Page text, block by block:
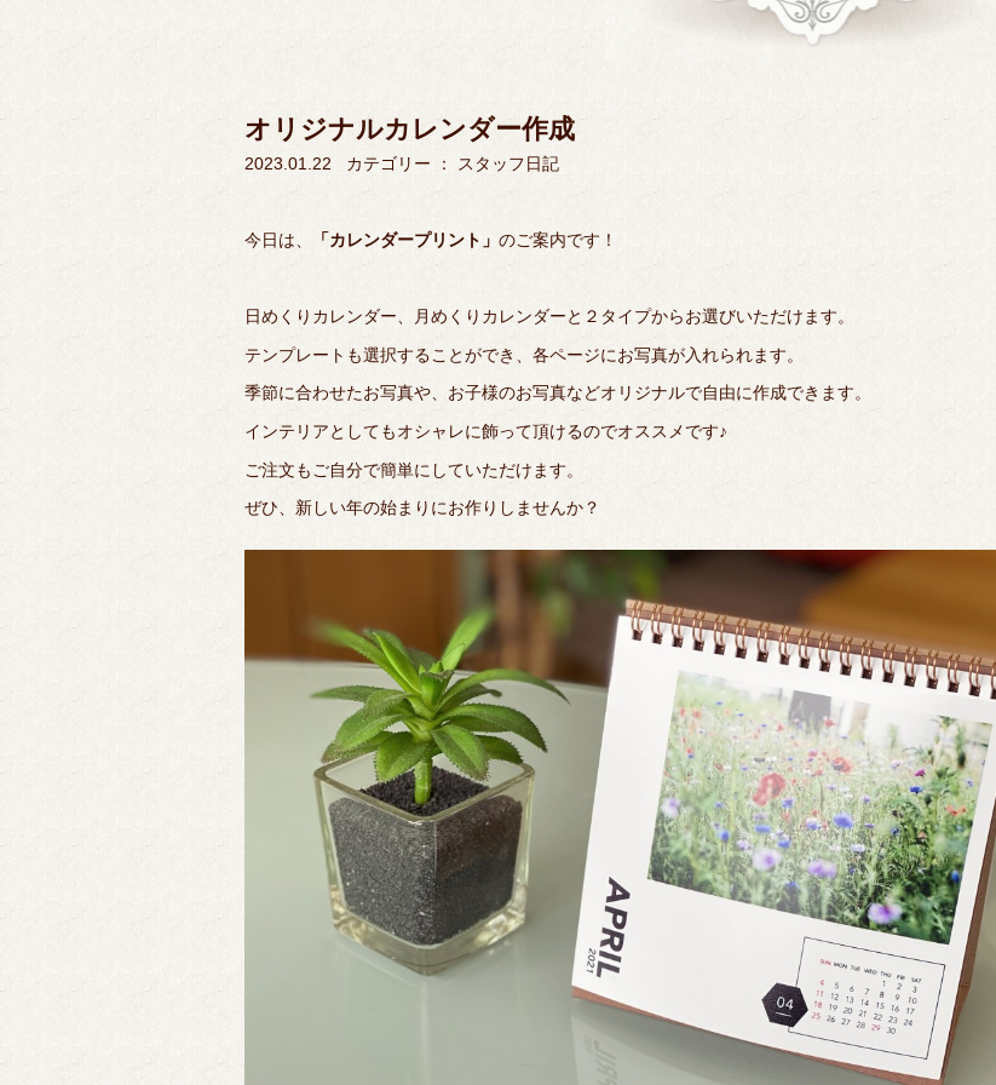
オリジナルカレンダー作成
2023.01.22 カテゴリー ： スタッフ日記
今日は、 「カレンダープリント」 のご案内です！
日めくりカレンダー、月めくりカレンダーと２タイプからお選びいただけます。
テンプレートも選択することができ、各ページにお写真が入れられます。
季節に合わせたお写真や、お子様のお写真などオリジナルで自由に作成できます。
インテリアとしてもオシャレに飾って頂けるのでオススメです♪
ご注文もご自分で簡単にしていただけます。
ぜひ、新しい年の始まりにお作りしませんか？